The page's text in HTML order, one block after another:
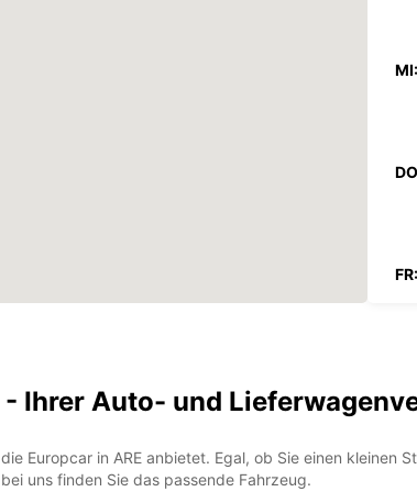
MI:
FR:
Ihrer Auto- und
Europcar in ARE anbietet. Egal, ob Sie einen
uns finden Sie das passende Fahrzeug.